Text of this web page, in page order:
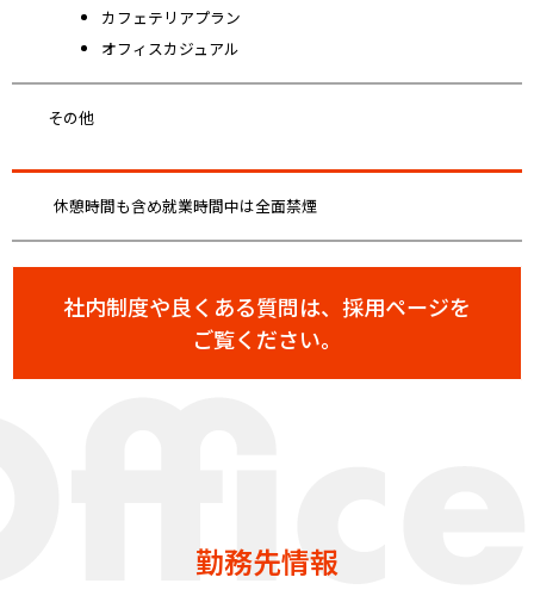
カフェテリアプラン
オフィスカジュアル
その他
休憩時間も含め就業時間中は全面禁煙
社内制度や良くある質問は、採用ページを
ご覧ください。
勤務先情報